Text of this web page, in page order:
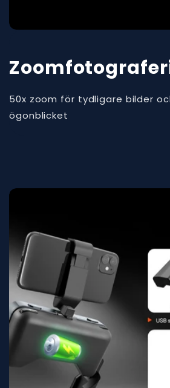
50x zoom för tydligare bilder
ögonblicket